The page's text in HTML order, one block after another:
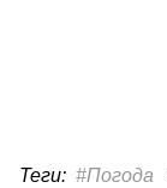
Теги: #Погода